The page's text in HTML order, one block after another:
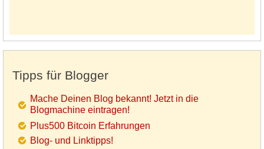
Tipps für Blogger
Mache Deinen Blog bekannt! Jetzt in die
Blogmachine eintragen!
Plus500 Bitcoin Erfahrungen
Blog- und Linktipps!